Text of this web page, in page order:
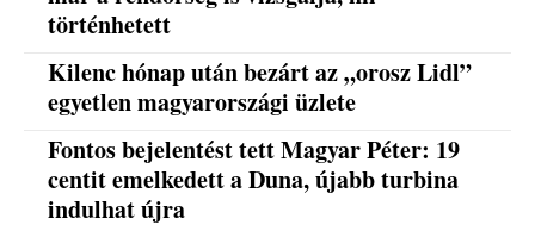
történhetett
Kilenc hónap után bezárt az „orosz Lidl”
egyetlen magyarországi üzlete
Fontos bejelentést tett Magyar Péter: 19
centit emelkedett a Duna, újabb turbina
indulhat újra